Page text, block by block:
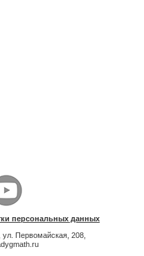
персональных данных
ул. Первомайская, 208,